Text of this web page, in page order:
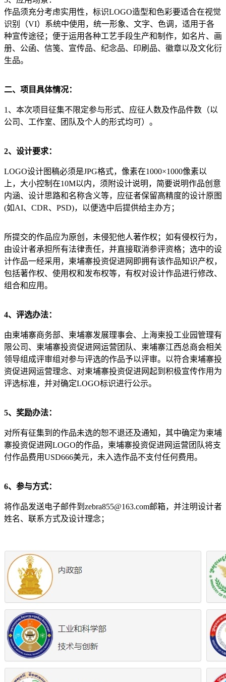
作品须充分考虑实用性，标识LOGO造型和色彩要适合在视觉
识别（VI）系统中使用，统一形象、文字、色调，适用于各
种宣传途径；便于运用各种工艺手段生产和制作，如名片、画
册、公函、信笺、宣传品、纪念品、印刷品、徽章以及文化衍
生品。
二、项目具体情况：
1、本次项目征集不限定参与形式、应征人数及作品件数（以
公司、工作室、团队及个人的形式均可）。
2、设计要求：
LOGO设计图稿必须是JPG格式，像素在1000×1000像素以
上，大小控制在10M以内，须附设计说明，简要说明作品创意
内涵、设计思路和名称含义等，应征者保留高精度的设计原图
(如AI、CDR、PSD)，以便选中后提供给主办方；
所提交的作品应为原创，未侵犯他人著作权；如有侵权行为，
由设计者承担所有法律责任，并直接取消参评资格；选中的设
计作品一经采用，柬埔寨投资促进网即拥有该作品知识产权，
包括著作权、使用权和发布权等，有权对设计作品进行修改、
组合和应用。
4、评选办法：
由柬埔寨商务部、柬埔寨发展理事会、上海柬投工业园管理有
限公司、柬埔寨投资促进网运营团队、柬埔寨江西总商会相关
领导组成评审组对参与评选的作品予以评审。以符合柬埔寨投
资促进网运营理念、对柬埔寨投资促进网起到积极宣传作用为
评选标准，并对确定LOGO标识进行公示。
5、奖励办法：
对所有征集到的作品未选的恕不退还及通知，其中确定为柬埔
寨投资促进网LOGO的作品，柬埔寨投资促进网运营团队将支
付作品费用USD666美元，未入选作品不支付任何费用。
6、参与方式：
将作品发送电子邮件到zebra855@163.com邮箱，并注明设计者
姓名、联系方式及设计理念；